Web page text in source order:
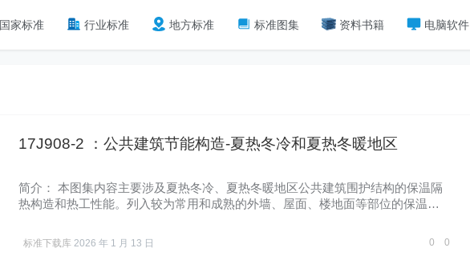
国家标准 行业标准 地方标准 标准图集 资料书籍 电脑软件
17J908-2 ：公共建筑节能构造-夏热冬冷和夏热冬暖地区
简介： 本图集内容主要涉及夏热冬冷、夏热冬暖地区公共建筑围护结构的保温隔
热构造和热工性能。列入较为常用和成熟的外墙、屋面、楼地面等部位的保温隔
标准下载库 2026 年 1 月 13 日 0 0